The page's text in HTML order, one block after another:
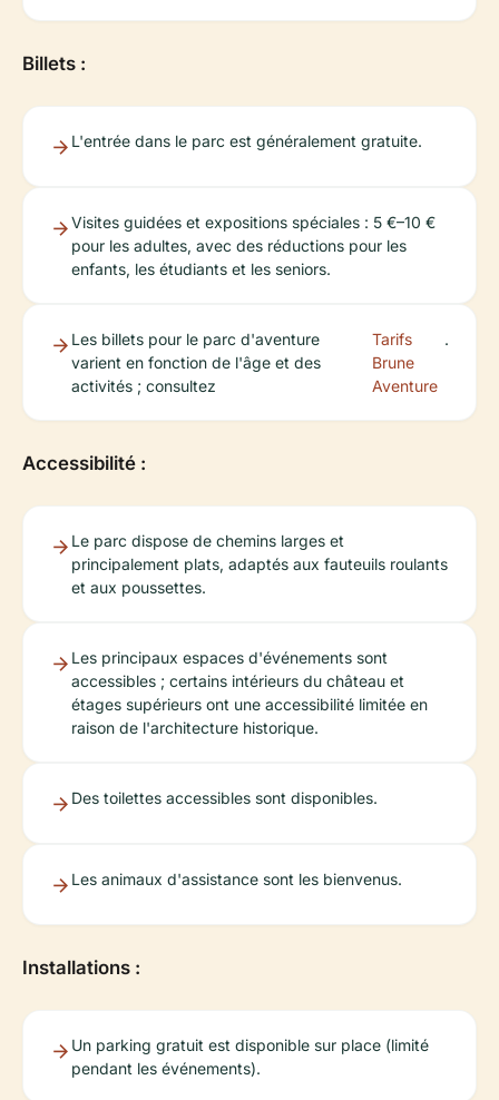
Billets :
L'entrée dans le parc est généralement gratuite.
Visites guidées et expositions spéciales : 5 €–10 €
pour les adultes, avec des réductions pour les
enfants, les étudiants et les seniors.
Les billets pour le parc d'aventure
varient en fonction de l'âge et des
activités ; consultez
Tarifs
Brune
Aventure
.
Accessibilité :
Le parc dispose de chemins larges et
principalement plats, adaptés aux fauteuils roulants
et aux poussettes.
Les principaux espaces d'événements sont
accessibles ; certains intérieurs du château et
étages supérieurs ont une accessibilité limitée en
raison de l'architecture historique.
Des toilettes accessibles sont disponibles.
Les animaux d'assistance sont les bienvenus.
Installations :
Un parking gratuit est disponible sur place (limité
pendant les événements).